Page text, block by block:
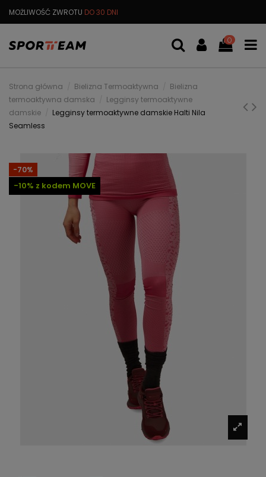
DARMOWAWYMIANA TOWARU
0
Strona główna Bielizna Termoaktywna
Bielizna
termoaktywna damska
Legginsy termoaktywne
damskie
Legginsy termoaktywne damskie Halti Nila
Seamless
-70%
-10% z kodem MOVE